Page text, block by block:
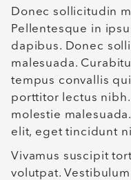
Donec sollicitudin
Pellentesque in
dapibus. Donec
malesuada.
tempus convallis
porttitor lectus
molestie
elit, eget tincidunt
Vivamus suscipit
volutpat.